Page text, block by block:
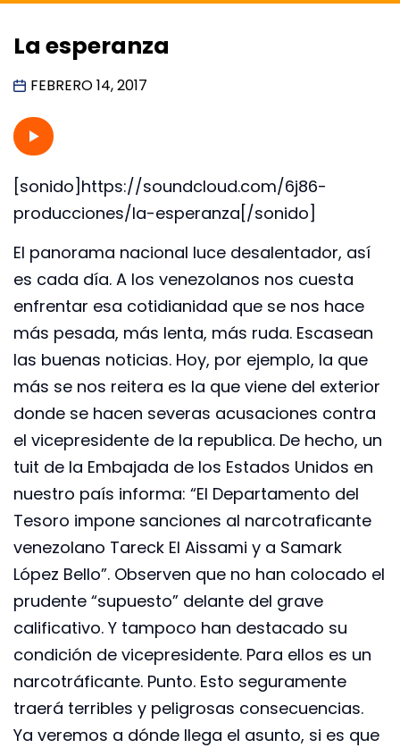
La esperanza
FEBRERO 14, 2017
[sonido]https://soundcloud.com/6j86-
producciones/la-esperanza[/sonido]
El panorama nacional luce desalentador, así
es cada día. A los venezolanos nos cuesta
enfrentar esa cotidianidad que se nos hace
más pesada, más lenta, más ruda. Escasean
las buenas noticias. Hoy, por ejemplo, la que
más se nos reitera es la que viene del exterior
donde se hacen severas acusaciones contra
el vicepresidente de la republica. De hecho, un
tuit de la Embajada de los Estados Unidos en
nuestro país informa: “El Departamento del
Tesoro impone sanciones al narcotraficante
venezolano Tareck El Aissami y a Samark
López Bello”. Observen que no han colocado el
prudente “supuesto” delante del grave
calificativo. Y tampoco han destacado su
condición de vicepresidente. Para ellos es un
narcotráficante. Punto. Esto seguramente
traerá terribles y peligrosas consecuencias.
Ya veremos a dónde llega el asunto, si es que